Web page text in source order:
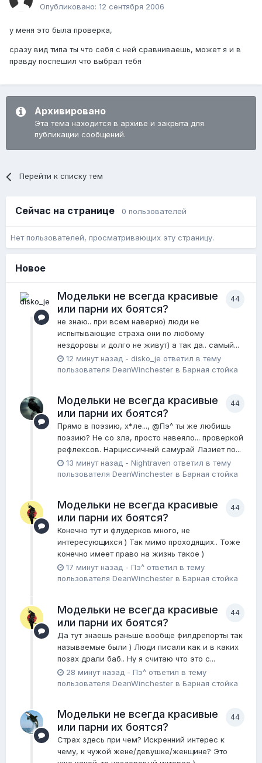
Опубликовано: 12 сентября 2006
у меня это была проверка,
сразу вид типа ты что себя с ней сравниваешь, может я и в
правду поспешил что выбрал тебя
Архивировано
Эта тема находится в архиве и закрыта для
публикации сообщений.
Перейти к списку тем
Сейчас на странице 0 пользователей
Нет пользователей, просматривающих эту страницу.
Новое
44
Модельки не всегда красивые
или парни их боятся?
не знаю.. при всем наверно) люди не
испытывающие страха они по любому
нездоровы и долго не живут) а так да.. самый...
12 минут назад - disko_je ответил в тему
пользователя DeanWinchester в Барная стойка
44
Модельки не всегда красивые
или парни их боятся?
Прямо в поэзию, х*ле..., @Пэ^ ты же любишь
поэзию? Не со зла, просто навеяло... проверкой
рефлексов. Нарциссичный самурай Лазиет по...
13 минут назад - Nightraven ответил в тему
пользователя DeanWinchester в Барная стойка
44
Модельки не всегда красивые
или парни их боятся?
Конечно тут и флудерков много, не
интересующихся ) Так мимо проходящих.. Тоже
конечно имеет право на жизнь такое )
17 минут назад - Пэ^ ответил в тему
пользователя DeanWinchester в Барная стойка
44
Модельки не всегда красивые
или парни их боятся?
Да тут знаешь раньше вообще филдрепорты так
называемые были ) Люди писали как и в каких
позах драли баб.. Ну я считаю что это с...
28 минут назад - Пэ^ ответил в тему
пользователя DeanWinchester в Барная стойка
44
Модельки не всегда красивые
или парни их боятся?
Страх здесь при чем? Искренний интерес к
чему, к чужой жене/девушке/женщине? Это